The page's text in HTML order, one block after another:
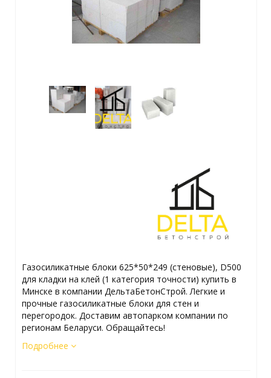
Газосиликатные блоки 625*50*249 (стеновые), D500
для кладки на клей (1 категория точности) купить в
Минске в компании ДельтаБетонСтрой. Легкие и
прочные газосиликатные блоки для стен и
перегородок. Доставим автопарком компании по
регионам Беларуси. Обращайтесь!
Подробнее